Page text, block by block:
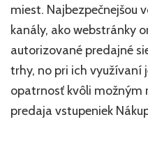
Najlepšie
miesta
tipy
miest. Najbezpečnejšou
kanály, ako webstránky
autorizované predajné
trhy, no pri ich využívaní
opatrnosť kvôli možným
predaja vstupeniek